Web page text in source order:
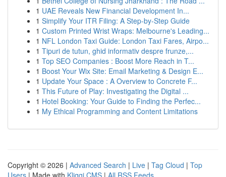
1 UAE Reveals New Financial Development In...
1 Simplify Your ITR Filing: A Step-by-Step Guide
1 Custom Printed Wrist Wraps: Melbourne's Leading...
1 NFL London Taxi Guide: London Taxi Fares, Airpo...
1 Tipuri de tutun, ghid informativ despre frunze,...
1 Top SEO Companies : Boost More Reach in T...
1 Boost Your Wix Site: Email Marketing & Design E...
1 Update Your Space : A Overview to Concrete F...
1 This Future of Play: Investigating the Digital ...
1 Hotel Booking: Your Guide to Finding the Perfec...
1 My Ethical Programming and Content Limitations
Copyright © 2026 | Advanced Search | Live | Tag Cloud | Top
Users | Made with Kliqqi CMS | All RSS Feeds